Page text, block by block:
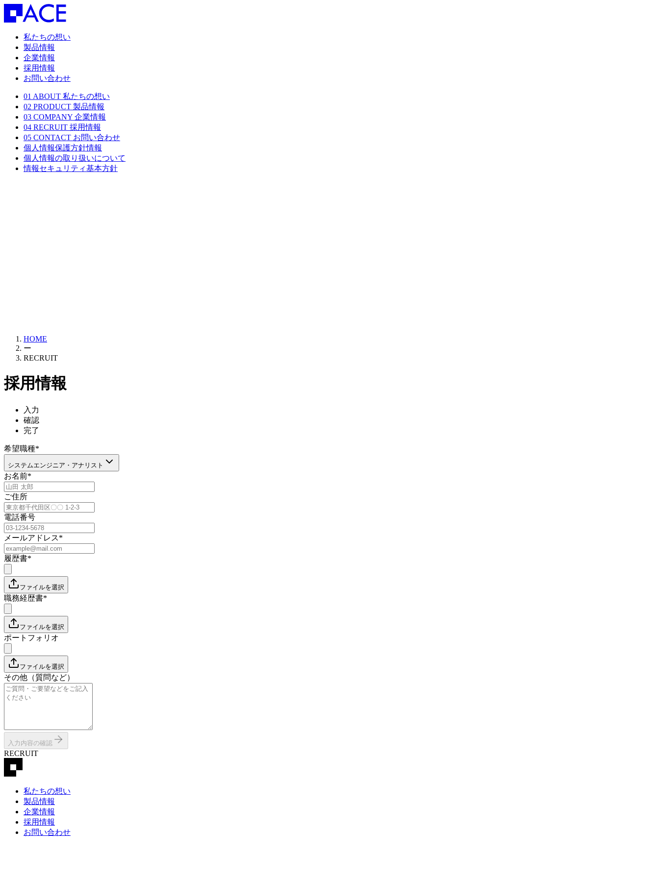
私たちの想い
製品情報
企業情報
採用情報
お問い合わせ
01 ABOUT 私たちの想い
02 PRODUCT 製品情報
03 COMPANY 企業情報
04 RECRUIT 採用情報
05 CONTACT お問い合わせ
個人情報保護方針情報
個人情報の取り扱いについて
情報セキュリティ基本方針
HOME
ー
RECRUIT
採用情報
入力
確認
完了
希望職種*
システムエンジニア・アナリスト
お名前*
ご住所
電話番号
メールアドレス*
履歴書*
ファイルを選択
職務経歴書*
ファイルを選択
ポートフォリオ
ファイルを選択
その他（質問など）
入力内容の確認
RECRUIT
私たちの想い
製品情報
企業情報
採用情報
お問い合わせ